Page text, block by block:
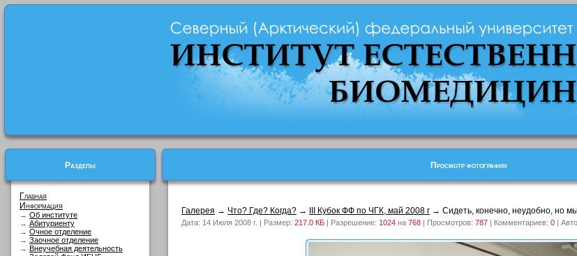
Разделы
Главная
Информация
→ Об институте
→ Абитуриенту
→ Очное отделение
→ Заочное отделение
→ Внеучебная деятельность
Просмотр фотографии
Галерея → Что? Где? Когда? → III Кубок ФФ по ЧГК, май 2008 г → Сидеть, конечно, неудобно, но
Дата: 14 Июля 2008 г. | Размер: 217.0 КБ | Разрешение: 1024 на 768 | Просмотров: 787 | Комментариев: 0 |